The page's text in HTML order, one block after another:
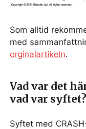
Som alltid
med
orginalartikeln.
Vad var det
vad var syftet?
Syftet med